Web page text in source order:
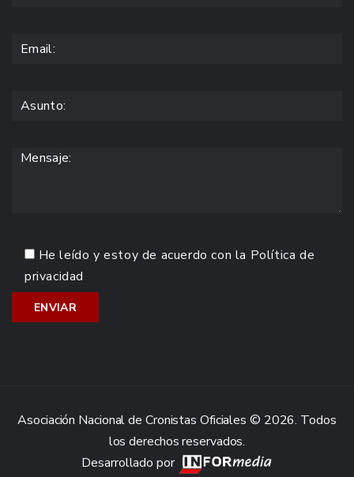
He leído y estoy de acuerdo con la Política de
privacidad
Asociación Nacional de Cronistas Oficiales © 2026. Todos
los derechos reservados.
Desarrollado por